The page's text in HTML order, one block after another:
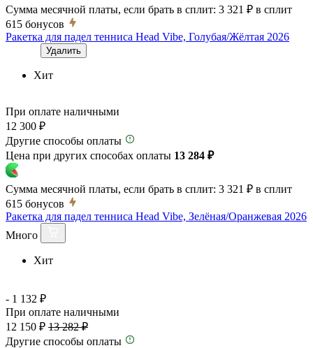
Сумма месячной платы, если брать в сплит: 3 321 ₽ в сплит
615 бонусов
Ракетка для падел тенниса Head Vibe, Голубая/Жёлтая 2026
Удалить
Хит
При оплате наличными
12 300 ₽
Другие способы оплаты
Цена при других способах оплаты 13 284 ₽
Сумма месячной платы, если брать в сплит: 3 321 ₽ в сплит
615 бонусов
Ракетка для падел тенниса Head Vibe, Зелёная/Оранжевая 2026
Много
Хит
- 1 132 ₽
При оплате наличными
12 150 ₽ 13 282 ₽
Другие способы оплаты